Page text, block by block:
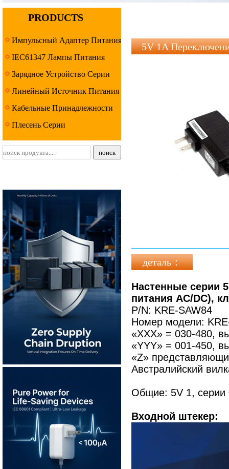
PRODUCTS
Импульсный Адаптер Питания
IEC61347 Лампы Питания
Серия
Зарядное Устройство Серии
Линейный Источник Питания
Серии
Кабельные Принадлежности
Серии
Плесень Серии
5V 1A
деталь：
Настенные серии
питания AC/DC),
P/N: KRE-SAW84
Номер модели:
«XXX» = 030-480,
«YYY» = 001-450,
«Z»
Австралийский
Общие: 5V 1, серии
Входной штекер: